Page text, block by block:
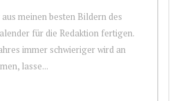
meinen besten Bildern des
für die Redaktion fertigen.
immer schwieriger wird an
lasse...